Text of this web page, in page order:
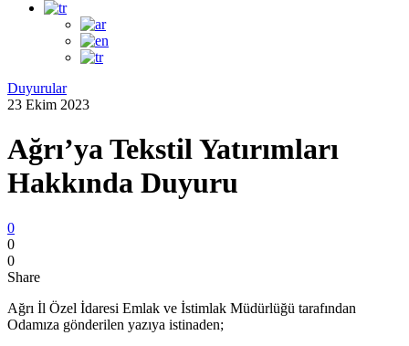
Duyurular
23 Ekim 2023
Ağrı’ya Tekstil Yatırımları
Hakkında Duyuru
0
0
0
Share
Ağrı İl Özel İdaresi Emlak ve İstimlak Müdürlüğü tarafından
Odamıza gönderilen yazıya istinaden;